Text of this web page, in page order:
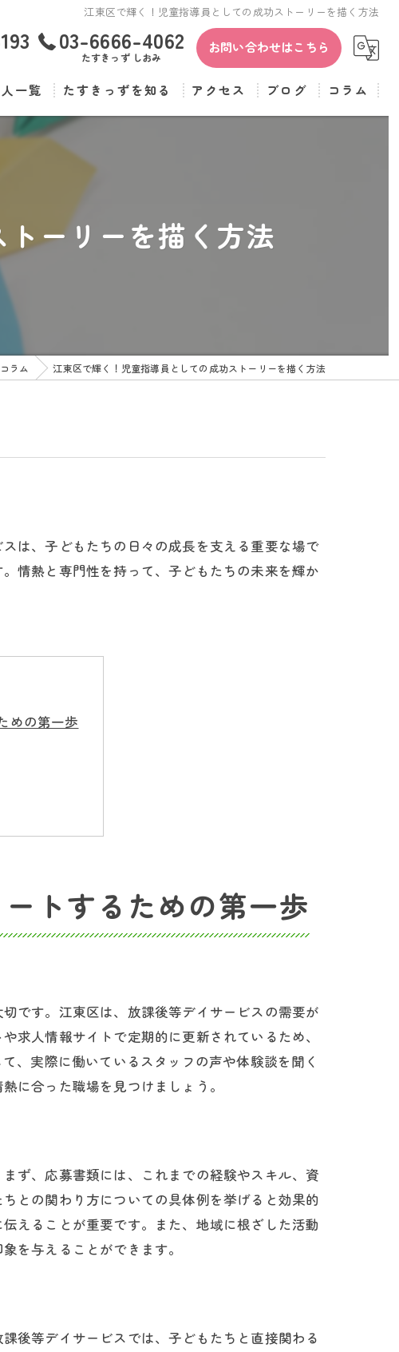
江東区で輝く！児童指導員としての成功ストーリーを描く方法
03-6666-4062
たすきっず しおみ
お問い合わせはこちら
一覧 たすきっずを知る
児童指導員
アクセス ブログ コラム
ーリーを描く方法
コラム 江東区で輝く！児童指導員としての成功ストーリーを描く方法
は、子どもたちの日々の成長を支える重要な場で
情熱と専門性を持って、子どもたちの未来を輝か
めの第一歩
は トするための第一歩
です。江東区は、放課後等デイサービスの需要が
求人情報サイトで定期的に更新されているため、
、実際に働いているスタッフの声や体験談を聞く
に合った職場を見つけましょう。
ず、応募書類には、これまでの経験やスキル、資
との関わり方についての具体例を挙げると効果的
えることが重要です。また、地域に根ざした活動
を与えることができます。
後等デイサービスでは、子どもたちと直接関わる